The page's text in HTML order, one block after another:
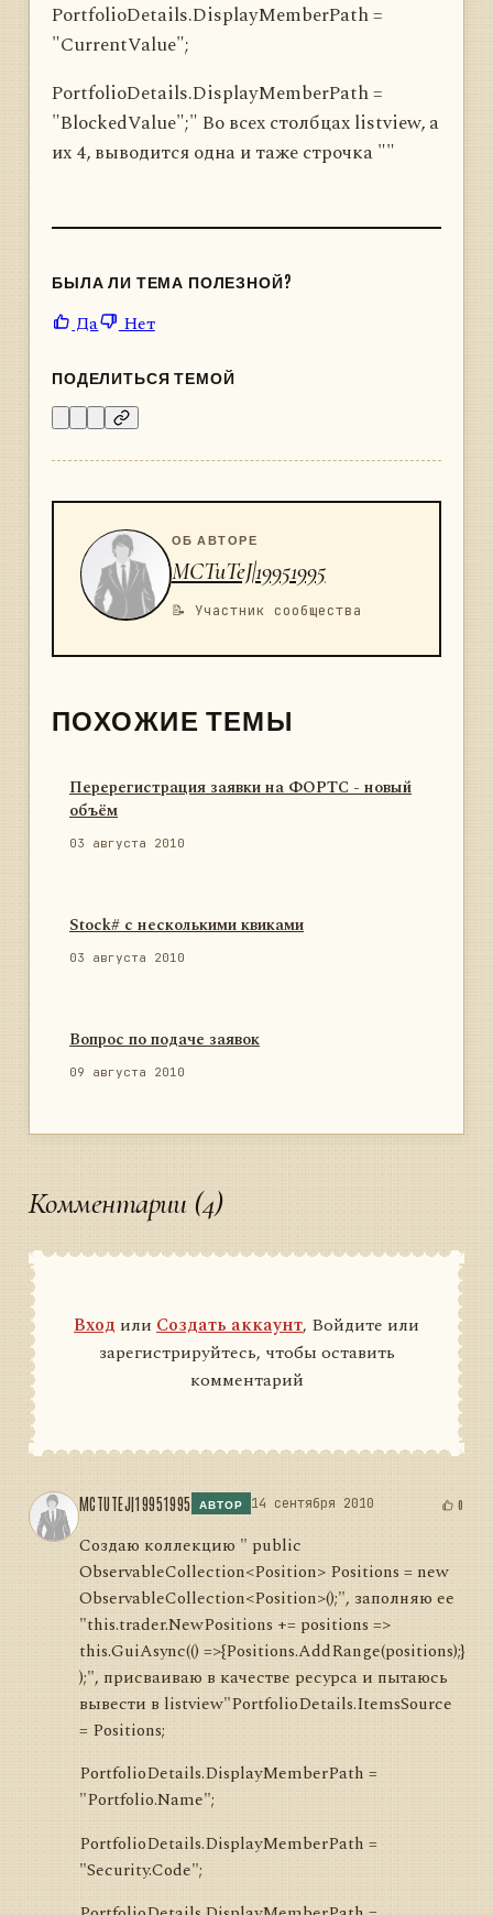
PortfolioDetails.DisplayMemberPath =
"CurrentValue";
PortfolioDetails.DisplayMemberPath =
"BlockedValue";" Во всех столбцах listview, а
их 4, выводится одна и таже строчка ""
БЫЛА ЛИ ТЕМА ПОЛЕЗНОЙ?
Да Нет
ПОДЕЛИТЬСЯ ТЕМОЙ
ОБ АВТОРЕ
MCTuTeJ|19951995
📝 Участник сообщества
ПОХОЖИЕ ТЕМЫ
Перерегистрация заявки на ФОРТС - новый
объём
03 августа 2010
Stock# с несколькими квиками
03 августа 2010
Вопрос по подаче заявок
09 августа 2010
Комментарии (4)
Вход или Создать аккаунт, Войдите или
зарегистрируйтесь, чтобы оставить
комментарий
MCTUTEJ|19951995 АВТОР 14 сентября 2010 0
Создаю коллекцию " public
ObservableCollection<Position> Positions = new
ObservableCollection<Position>();", заполняю ее
"this.trader.NewPositions += positions =>
this.GuiAsync(() =>{Positions.AddRange(positions);}
);", присваиваю в качестве ресурса и пытаюсь
вывести в listview"PortfolioDetails.ItemsSource
= Positions;
PortfolioDetails.DisplayMemberPath =
"Portfolio.Name";
PortfolioDetails.DisplayMemberPath =
"Security.Code";